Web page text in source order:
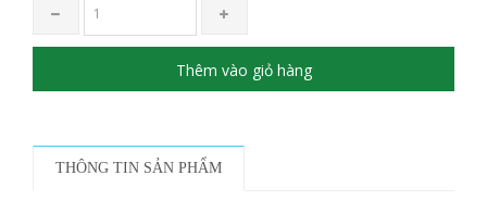
Thêm vào giỏ hàng
THÔNG TIN SẢN PHẨM